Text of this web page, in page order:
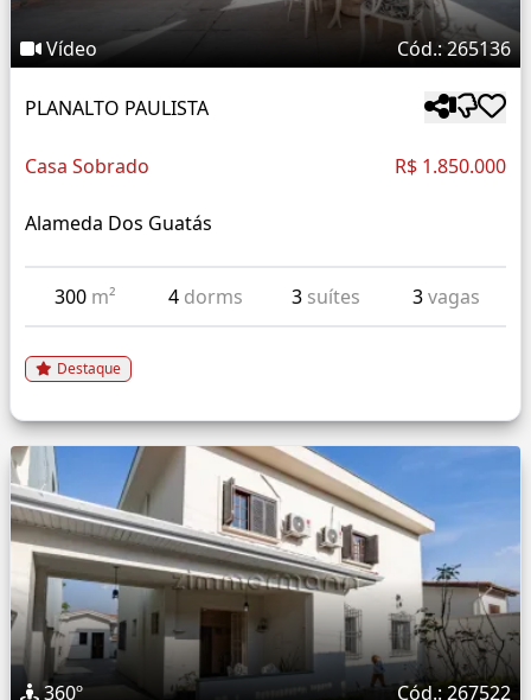
Vídeo Cód.: 265136
PLANALTO PAULISTA
Casa Sobrado R$ 1.850.000
Alameda Dos Guatás
300 m² 4 dorms 3 suítes 3vagas
Destaque
360º Cód.: 267522